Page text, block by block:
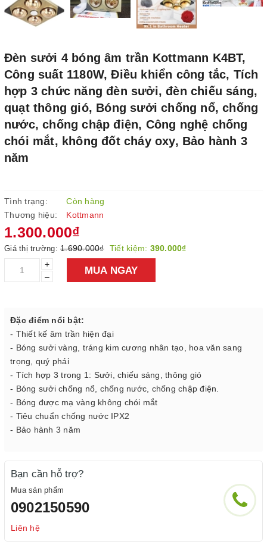
Đèn sưởi 4 bóng âm trần Kottmann K4BT,
Công suất 1180W, Điều khiển công tắc, Tích
hợp 3 chức năng đèn sưởi, đèn chiếu sáng,
quạt thông gió, Bóng sưởi chống nổ, chống
nước, chống chập điện, Công nghệ chống
chói mắt, không đốt cháy oxy, Bảo hành 3
năm
Tình trạng:
Còn hàng
Thương hiệu:
Kottmann
1.300.000₫
Giá thị trường: 1.690.000₫ Tiết kiệm: 390.000₫
+
–
MUA NGAY
Đặc điểm nổi bật:
- Thiết kế âm trần hiện đại
- Bóng sưởi vàng, tráng kim cương nhân tạo, hoa văn sang
trọng, quý phái
- Tích hợp 3 trong 1: Sưởi, chiếu sáng, thông gió
- Bóng sưởi chống nổ, chống nước, chống chập điện.
- Bóng được mạ vàng không chói mắt
- Tiêu chuẩn chống nước IPX2
- Bảo hành 3 năm
Bạn cần hỗ trợ?
Mua sản phẩm
0902150590
Liên hệ